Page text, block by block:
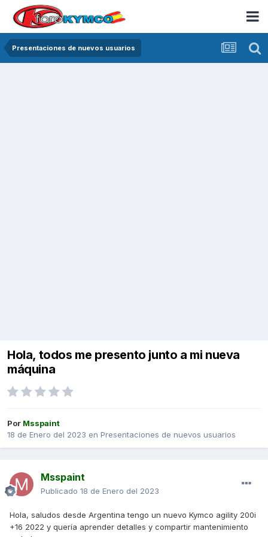
Presentaciones de nuevos usuarios
Hola, todos me presento junto a mi nueva
máquina
Por Msspaint
18 de Enero del 2023 en Presentaciones de nuevos usuarios
Msspaint
Publicado 18 de Enero del 2023
Hola, saludos desde Argentina tengo un nuevo Kymco agility 200i
+16 2022 y quería aprender detalles y compartir mantenimiento